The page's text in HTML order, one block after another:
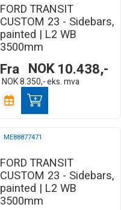
FORD TRANSIT
CUSTOM 23 - Sidebars,
painted | L2 WB
3500mm
Fra NOK10.438,-
NOK8.350,-eks. mva
ME88877471
FORD TRANSIT
CUSTOM 23 - Sidebars,
painted | L2 WB
3500mm